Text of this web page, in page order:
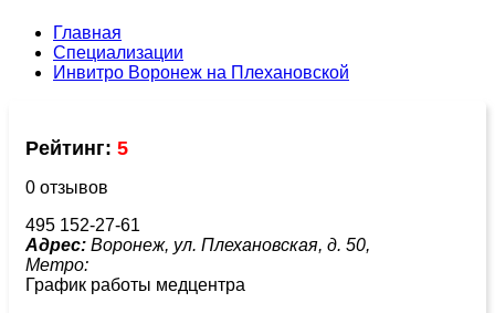
Главная
Специализации
Инвитро Воронеж на Плехановской
Рейтинг: 5
0 отзывов
495 152-27-61
Адрес: Воронеж, ул. Плехановская, д. 50,
Метро:
График работы медцентра